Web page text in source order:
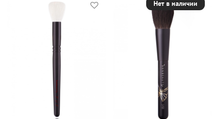
Нет в наличии